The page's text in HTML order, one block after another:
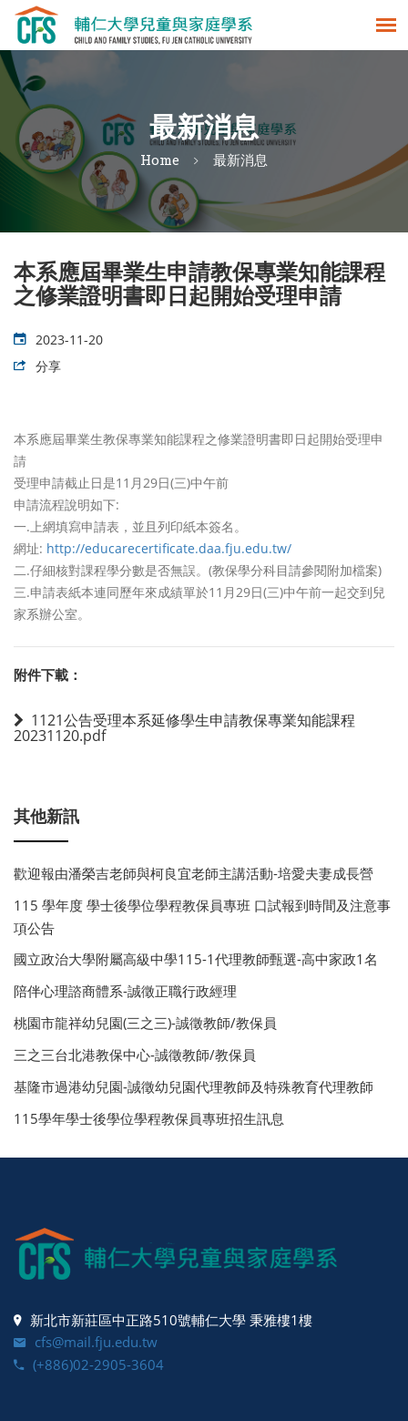
最新消息
Home 最新消息
本系應屆畢業生申請教保專業知能課程
之修業證明書即日起開始受理申請
2023-11-20
分享
本系應屆畢業生教保專業知能課程之修業證明書即日起開始受理申
請
受理申請截止日是11月29日(三)中午前
申請流程說明如下:
一.上網填寫申請表，並且列印紙本簽名。
網址: http://educarecertificate.daa.fju.edu.tw/
二.仔細核對課程學分數是否無誤。(教保學分科目請參閱附加檔案)
三.申請表紙本連同歷年來成績單於11月29日(三)中午前一起交到兒
家系辦公室。
附件下載：
1121公告受理本系延修學生申請教保專業知能課程
20231120.pdf
其他新訊
歡迎報由潘榮吉老師與柯良宜老師主講活動-培愛夫妻成長營
115 學年度 學士後學位學程教保員專班 口試報到時間及注意事
項公告
國立政治大學附屬高級中學115-1代理教師甄選-高中家政1名
陪伴心理諮商體系-誠徵正職行政經理
桃園市龍祥幼兒園(三之三)-誠徵教師/教保員
三之三台北港教保中心-誠徵教師/教保員
基隆市過港幼兒園-誠徵幼兒園代理教師及特殊教育代理教師
115學年學士後學位學程教保員專班招生訊息
新北市新莊區中正路510號輔仁大學 秉雅樓1樓
cfs@mail.fju.edu.tw
(+886)02-2905-3604